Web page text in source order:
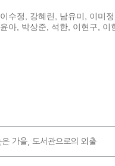
수정, 강혜린, 남유미, 이미
아, 박상준, 석한, 이현구, 이
은 가을, 도서관으로의 외출